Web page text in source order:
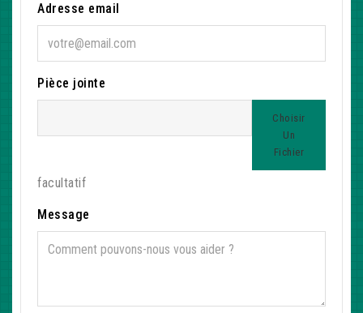
Adresse email
Pièce jointe
Choisir
Un
Fichier
facultatif
Message